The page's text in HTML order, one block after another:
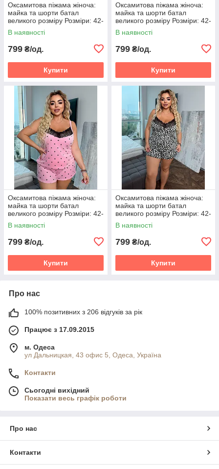
Оксамитова піжама жіноча:
майка та шорти батал
великого розміру Розміри: 42-
46, 48-50 52-54, 56-58
В наявності
799 ₴/од.
Купити
Оксамитова піжама жіноча:
майка та шорти батал
великого розміру Розміри: 42-
46, 48-50 52-54, 56-58
В наявності
799 ₴/од.
Купити
Оксамитова піжама жіноча:
майка та шорти батал
великого розміру Розміри: 42-
46, 48-50 52-54, 56-58
В наявності
799 ₴/од.
Купити
Оксамитова піжама жіноча:
майка та шорти батал
великого розміру Розміри: 42-
46, 48-50 52-54, 56-58
В наявності
799 ₴/од.
Купити
Про нас
100% позитивних з 206 відгуків за рік
Працює з 17.09.2015
м. Одеса
ул Дальницкая, 43 офис 5, Одеса, Україна
Контакти
Сьогодні вихідний
Показати весь графік роботи
Про нас
Контакти